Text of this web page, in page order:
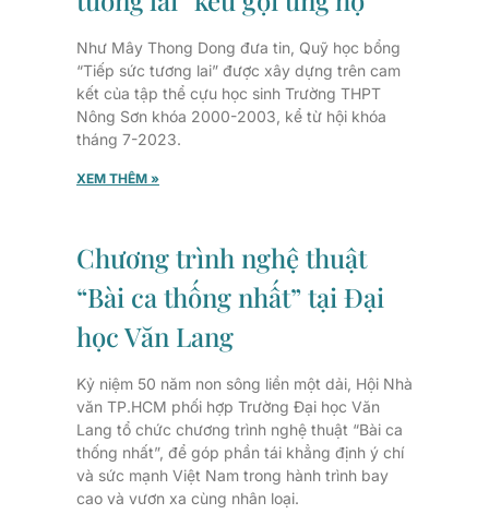
Như Mây Thong Dong đưa tin, Quỹ học bổng
“Tiếp sức tương lai” được xây dựng trên cam
kết của tập thể cựu học sinh Trường THPT
Nông Sơn khóa 2000-2003, kể từ hội khóa
tháng 7-2023.
XEM THÊM »
Chương trình nghệ thuật
“Bài ca thống nhất” tại Đại
học Văn Lang
Kỷ niệm 50 năm non sông liền một dải, Hội Nhà
văn TP.HCM phối hợp Trường Đại học Văn
Lang tổ chức chương trình nghệ thuật “Bài ca
thống nhất”, để góp phần tái khẳng định ý chí
và sức mạnh Việt Nam trong hành trình bay
cao và vươn xa cùng nhân loại.